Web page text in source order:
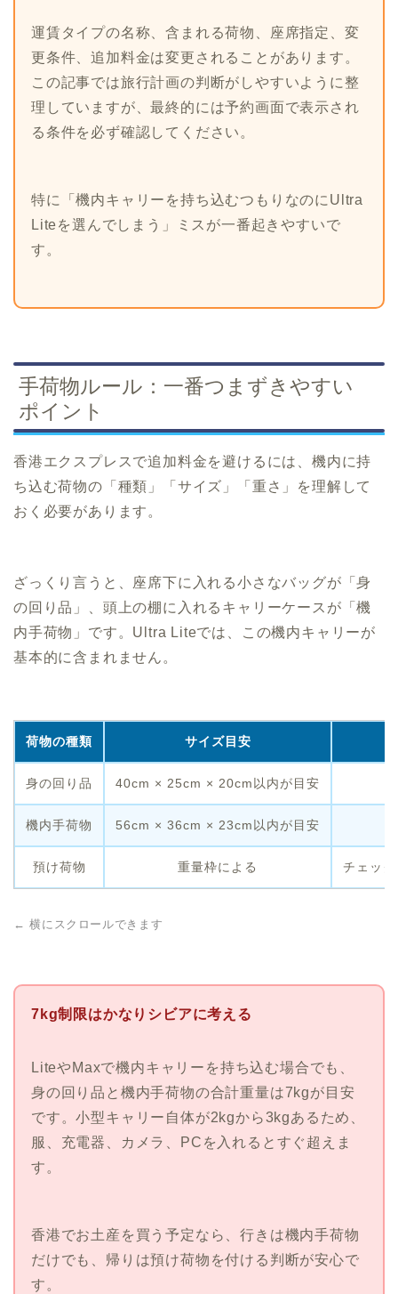
運賃タイプの名称、含まれる荷物、座席指定、変
更条件、追加料金は変更されることがあります。
この記事では旅行計画の判断がしやすいように整
理していますが、最終的には予約画面で表示され
る条件を必ず確認してください。
特に「機内キャリーを持ち込むつもりなのにUltra
Liteを選んでしまう」ミスが一番起きやすいで
す。
手荷物ルール：一番つまずきやすい
ポイント
香港エクスプレスで追加料金を避けるには、機内に持
ち込む荷物の「種類」「サイズ」「重さ」を理解して
おく必要があります。
ざっくり言うと、座席下に入れる小さなバッグが「身
の回り品」、頭上の棚に入れるキャリーケースが「機
内手荷物」です。Ultra Liteでは、この機内キャリーが
基本的に含まれません。
荷物の種類 サイズ目安
身の回り品 40cm × 25cm × 20cm以内が目安
機内手荷物 56cm × 36cm × 23cm以内が目安
預け荷物 重量枠による チェッ
← 横にスクロールできます
7kg制限はかなりシビアに考える
LiteやMaxで機内キャリーを持ち込む場合でも、
身の回り品と機内手荷物の合計重量は7kgが目安
です。小型キャリー自体が2kgから3kgあるため、
服、充電器、カメラ、PCを入れるとすぐ超えま
す。
香港でお土産を買う予定なら、行きは機内手荷物
だけでも、帰りは預け荷物を付ける判断が安心で
す。